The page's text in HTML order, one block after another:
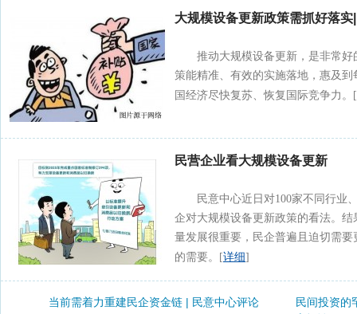
大规模设备更新政策需抓好落
推动大规模设备更新，是非常
策能精准、有效的实施落地，惠及
国经济尽快复苏、恢复国际竞争力。[
民营企业看大规模设备更新
民意中心近日对100家不同行业
企对大规模设备更新政策的看法。
量发展很重要，民企普遍且迫切需
的需要。[详细]
当前需着力重建民企资金链 | 民意中心评论
民间投资的